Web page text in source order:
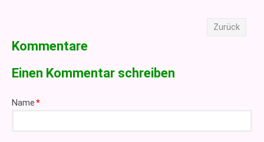
Zurück
Kommentare
Einen Kommentar schreiben
Pflichtfeld
Name*